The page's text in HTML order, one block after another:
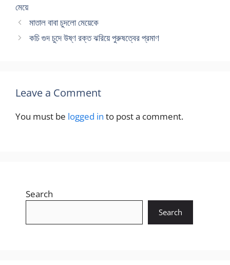
মেয়ে
মাতাল বাবা চুদলো মেয়েকে
কচি গুদ চুদে উষ্ণ রক্ত ঝরিয়ে পুরুষত্বের প্রমাণ
Leave a Comment
You must be logged in to post a comment.
Search
Search